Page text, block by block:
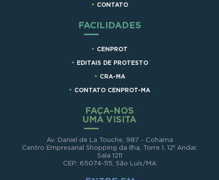
CONTATO
FACILIDADES
CENPROT
EDITAIS DE PROTESTO
CRA-MA
CONTATO CENPROT-MA
FAÇA-NOS
UMA VISITA
Av. Daniel de La Touche, 987 - Cohama
Centro Empresarial Shopping da Ilha, Torre 1, 12º Andar,
Sala 1211
CEP: 65074-115, São Luís/MA